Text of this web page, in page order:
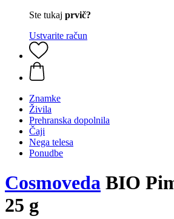
Ste tukaj prvič?
Ustvarite račun
Znamke
Živila
Prehranska dopolnila
Čaji
Nega telesa
Ponudbe
Cosmoveda BIO
25 g